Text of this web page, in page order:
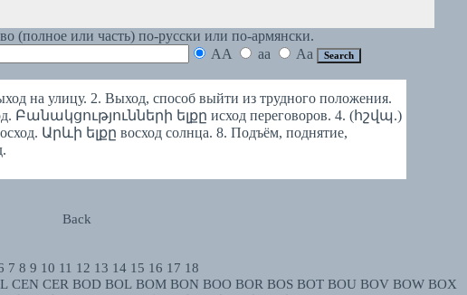
(полное или часть) по-русски или по-армянски.
AA aa
Aa
улицу. 2. Выход, способ выйти из трудного положения.
Բանակցությունների ելքը исход переговоров. 4. (հշվպ.)
Արևի ելքը восход солнца. 8. Подъём, поднятие,
Back
7 8 9 10 11 12 13 14 15 16 17 18
CEN CER BOD BOL BOM BON BOO BOR BOS BOT BOU BOV BOW BOX